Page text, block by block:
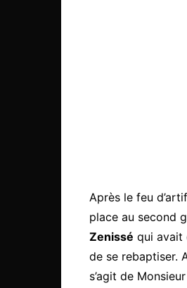
Après le feu
place au second
Zenissé qui avait
de se rebaptiser.
s’agit de Monsieur